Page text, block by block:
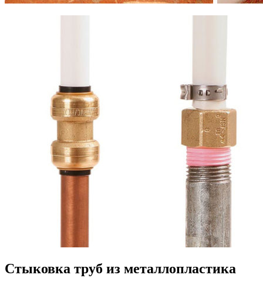
Стыковка труб из металлопластика